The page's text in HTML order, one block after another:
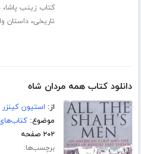
کتاب زینب پاشا،
تاریخی،داستان
دانلود کتاب همه مردان شاه
از: استیون کینزر
موضوع:
۲۰۲ صفحه
برچسب‌ها: